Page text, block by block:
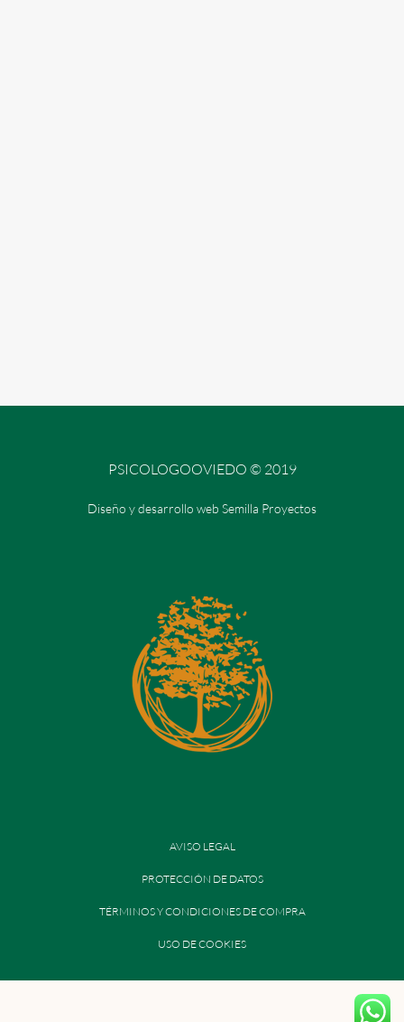
PSICOLOGOOVIEDO © 2019
Diseño y desarrollo web Semilla Proyectos
AVISO LEGAL
PROTECCIÓN DE DATOS
TÉRMINOS Y CONDICIONES DE COMPRA
USO DE COOKIES